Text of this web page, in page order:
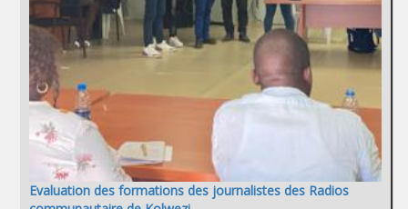
Evaluation des formations des journalistes des Radios